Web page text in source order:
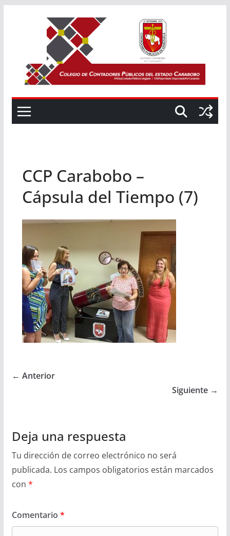
CCP Carabobo –
Cápsula del Tiempo (7)
← Anterior
Siguiente →
Deja una respuesta
Tu dirección de correo electrónico no será
publicada. Los campos obligatorios están marcados
con *
Comentario *